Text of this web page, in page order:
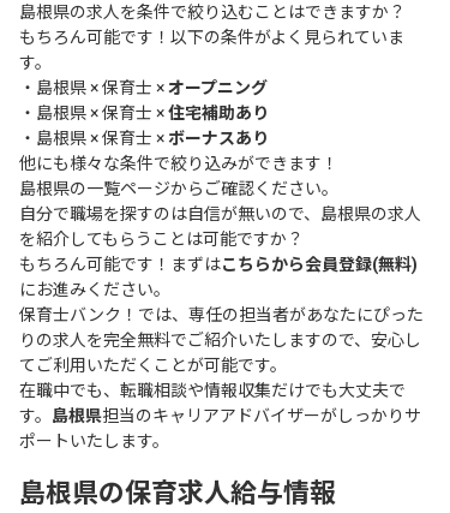
島根県の求人を条件で絞り込むことはできますか？
もちろん可能です！以下の条件がよく見られていま
す。
・ 島根県 × 保育士 ×オープニング
・ 島根県 × 保育士 ×住宅補助あり
・ 島根県 × 保育士 ×ボーナスあり
他にも様々な条件で絞り込みができます！
島根県の一覧ページからご確認ください。
自分で職場を探すのは自信が無いので、島根県の求人
を紹介してもらうことは可能ですか？
もちろん可能です！まずはこちらから会員登録(無料)
にお進みください。
保育士バンク！では、専任の担当者があなたにぴった
りの求人を完全無料でご紹介いたしますので、安心し
てご利用いただくことが可能です。
在職中でも、転職相談や情報収集だけでも大丈夫で
す。 島根県担当のキャリアアドバイザーがしっかりサ
ポートいたします。
島根県の保育求人給与情報